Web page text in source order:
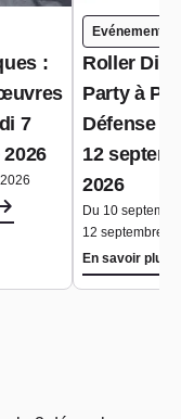
:
7
Evénement
Roller
Party à
Défense
12
2026
Du 10
12 septembre
En savoir plus